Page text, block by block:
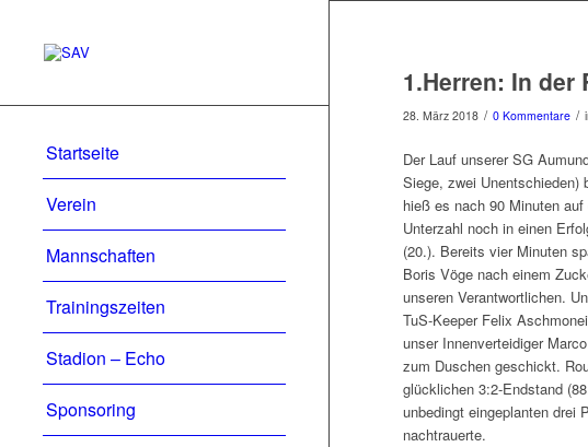
Startseite
Verein
Mannschaften
Trainingszeiten
Stadion – Echo
Sponsoring
1.Herren: In
28. März 2018 / 0 Kommentare /
Der Lauf unserer SG
Siege, zwei Unentschieden)
hieß es nach 90 Minuten
Unterzahl noch in einen
(20.). Bereits vier Minuten
Boris Vöge nach einem
unseren Verantwortlichen.
TuS-Keeper Felix
unser Innenverteidiger
zum Duschen geschickt.
glücklichen 3:2-Endstand
unbedingt eingeplanten drei
nachtrauerte.